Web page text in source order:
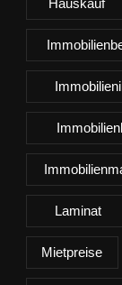
Hauskauf
Laminat
Mietpreise